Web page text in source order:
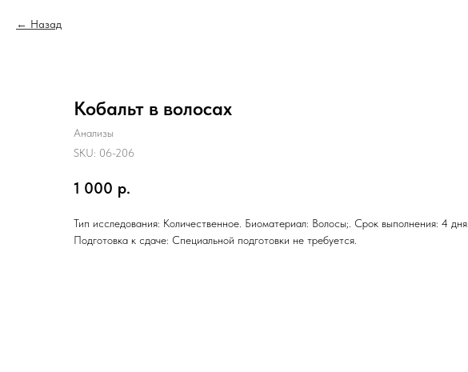
Назад
Кобальт в волосах
Анализы
SKU: 06-206
1 000 р.
Тип исследования: Количественное. Биоматериал: Волосы;. Срок выполнения: 4 дня.
Подготовка к сдаче: Специальной подготовки не требуется.